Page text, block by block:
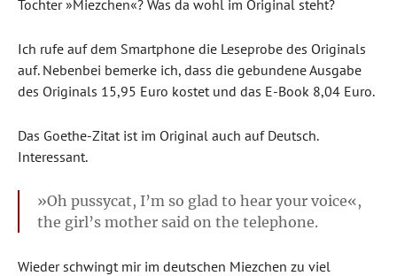
Tochter »Miezchen«? Was da wohl im Original steht?
Ich rufe auf dem Smartphone die Leseprobe des Originals
auf. Nebenbei bemerke ich, dass die gebundene Ausgabe
des Originals 15,95 Euro kostet und das E-Book 8,04 Euro.
Das Goethe-Zitat ist im Original auch auf Deutsch.
Interessant.
»Oh pussycat, I’m so glad to hear your voice«,
the girl’s mother said on the telephone.
Wieder schwingt mir im deutschen Miezchen zu viel